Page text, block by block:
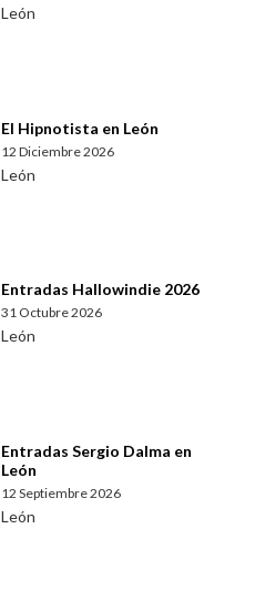
León
El Hipnotista en León
12 Diciembre 2026
León
Entradas Hallowindie 2026
31 Octubre 2026
León
Entradas Sergio Dalma en
León
12 Septiembre 2026
León